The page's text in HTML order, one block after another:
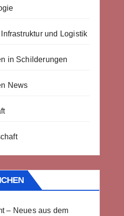
Infrastruktur und Logistik
in Schilderungen
News
– Neues aus dem